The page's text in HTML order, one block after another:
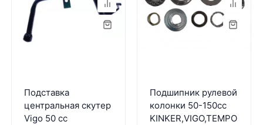
Подставка
центральная скутер
Vigo 50 сс
Подшипник рулевой
колонки 50-150cc
KINKER,VIGO,TEMPO